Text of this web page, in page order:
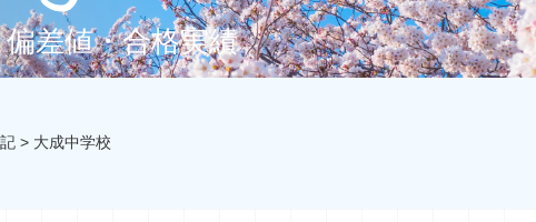
差値・合格実績
> 大成中学校